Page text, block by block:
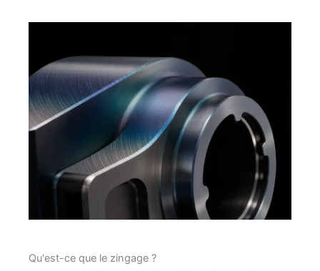
Qu'est-ce que le zingage ?